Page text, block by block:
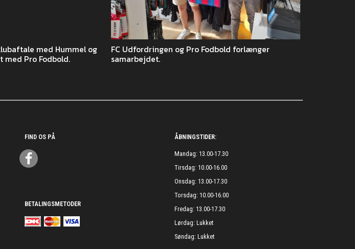
med Hummel og
Pro Fodbold.
FC Udfordringen og Pro Fodbold forlænger
samarbejdet.
FIND OS PÅ
BETALINGSMETODER
ÅBNINGSTIDER:
Mandag: 13.00-17.30
Tirsdag: 10.00-16.00
Onsdag: 13.00-17.30
Torsdag: 10.00-16.00
Fredag: 13.00-17.30
Lørdag: Lukket
Søndag: Lukket